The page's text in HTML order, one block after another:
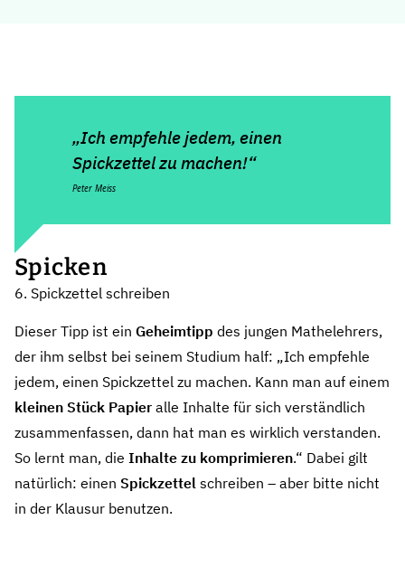
„Ich empfehle jedem, einen
Spickzettel zu machen!“
Peter Meiss
Spicken
6. Spickzettel schreiben
Dieser Tipp ist ein Geheimtipp des jungen Mathelehrers,
der ihm selbst bei seinem Studium half: „Ich empfehle
jedem, einen Spickzettel zu machen. Kann man auf einem
kleinen Stück Papier alle Inhalte für sich verständlich
zusammenfassen, dann hat man es wirklich verstanden.
So lernt man, die Inhalte zu komprimieren.“ Dabei gilt
natürlich: einen Spickzettel schreiben – aber bitte nicht
in der Klausur benutzen.